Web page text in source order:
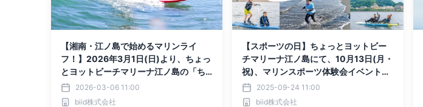
【湘南・江ノ島で始めるマリンライ
フ！】2026年3月1日(日)より、ちょっ
とヨットビーチマリーナ江ノ島の「ち
ょっとマリンスクール」がリニューア
ルいたします。
2026-03-06 11:00
biid株式会社
【スポーツの日】ちょっとヨットビー
チマリーナ江ノ島にて、10月13日(月・
祝)、マリンスポーツ体験会イベント
「ちょっとヨット体験フェス2025秋」
を開催いたします。
2025-09-24 11:00
biid株式会社